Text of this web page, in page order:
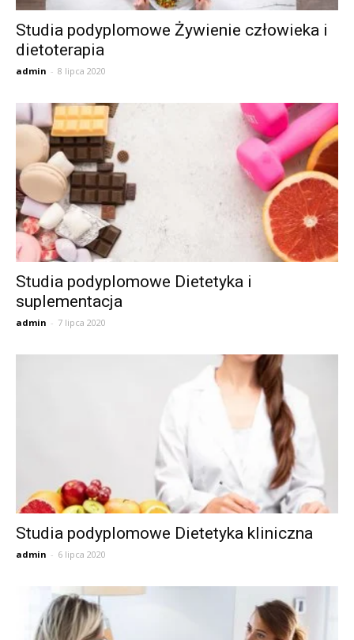
Studia podyplomowe Żywienie człowieka i
dietoterapia
admin - 8 lipca 2020
Studia podyplomowe Dietetyka i
suplementacja
admin - 7 lipca 2020
Studia podyplomowe Dietetyka kliniczna
admin - 6 lipca 2020